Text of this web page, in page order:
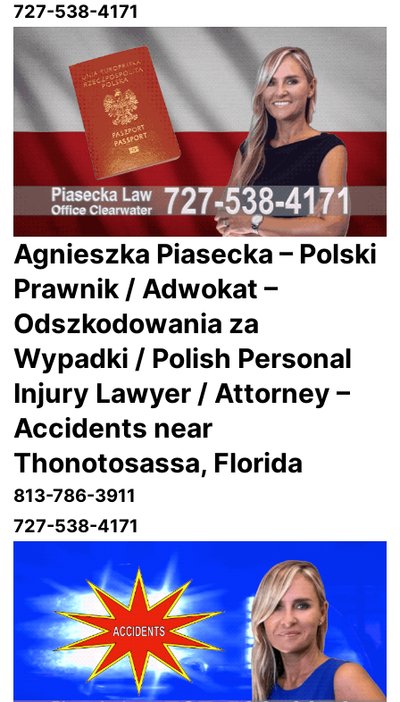
727-538-4171
Agnieszka Piasecka – Polski
Prawnik / Adwokat –
Odszkodowania za
Wypadki / Polish Personal
Injury Lawyer / Attorney –
Accidents near
Thonotosassa, Florida
813-786-3911
727-538-4171